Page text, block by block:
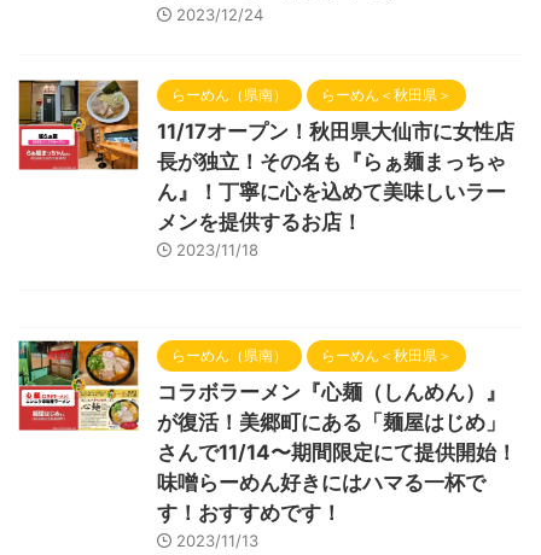
2023/12/24
らーめん（県南） らーめん＜秋田県＞
11/17オープン！秋田県大仙市に女性店
長が独立！その名も『らぁ麺まっちゃ
ん』！丁寧に心を込めて美味しいラー
メンを提供するお店！
2023/11/18
らーめん（県南） らーめん＜秋田県＞
コラボラーメン『心麺（しんめん）』
が復活！美郷町にある「麺屋はじめ」
さんで11/14〜期間限定にて提供開始！
味噌らーめん好きにはハマる一杯で
す！おすすめです！
2023/11/13